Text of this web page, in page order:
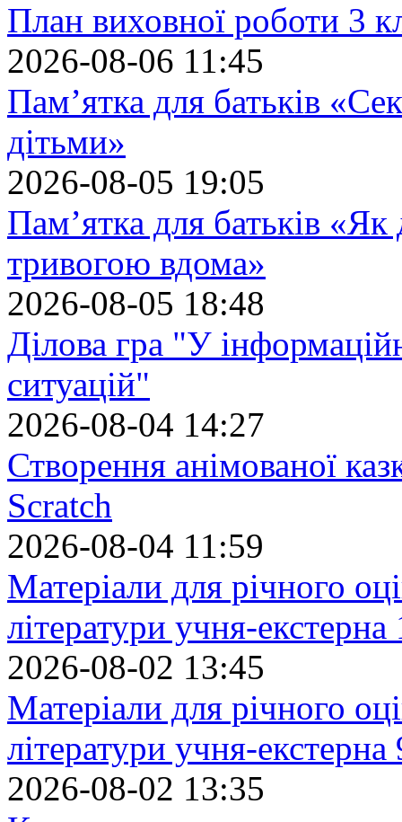
План виховної роботи 3
2026-08-06 11:45
Пам’ятка для батьків
дітьми»
2026-08-05 19:05
Пам’ятка для батьків
тривогою вдома»
2026-08-05 18:48
Ділова гра "У
ситуацій"
2026-08-04 14:27
Створення анімованої
Scratch
2026-08-04 11:59
Матеріали для річного
літератури учня-екстерна
2026-08-02 13:45
Матеріали для річного
літератури учня-екстерна
2026-08-02 13:35